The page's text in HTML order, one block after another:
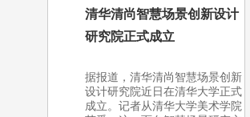
清华清尚智慧场景创新设计
研究院正式成立
据报道，清华清尚智慧场景创新
设计研究院近日在清华大学正式
成立。记者从清华大学美术学院